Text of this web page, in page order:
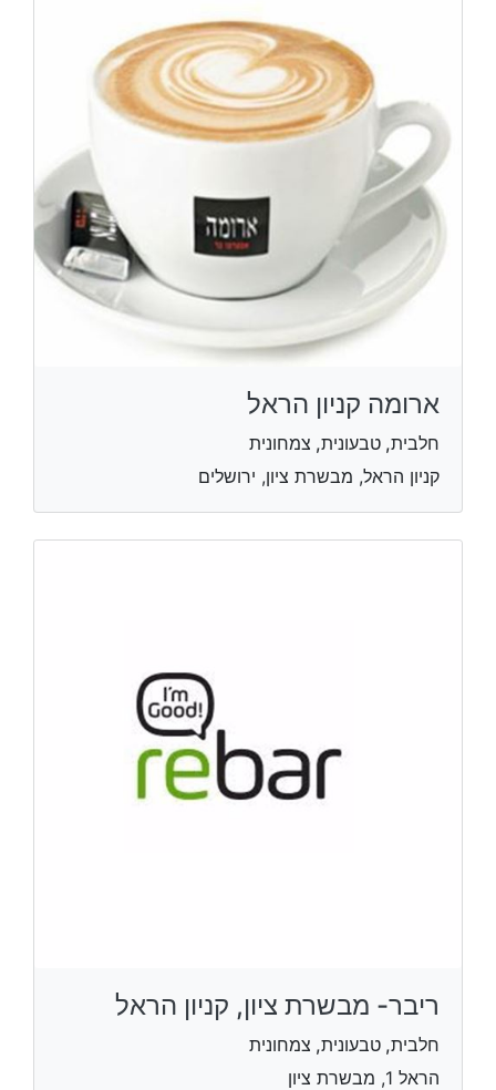
ארומה קניון הראל
חלבית, טבעונית, צמחונית
קניון הראל, מבשרת ציון, ירושלים
ריבר- מבשרת ציון, קניון הראל
חלבית, טבעונית, צמחונית
הראל 1, מבשרת ציון